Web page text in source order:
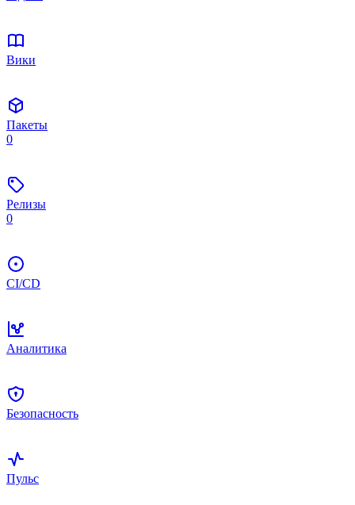
Вики
Пакеты
0
Релизы
0
CI/CD
Аналитика
Безопасность
Пульс